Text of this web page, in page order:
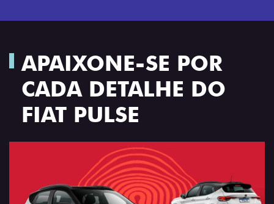
APAIXONE-SE POR
CADA DETALHE DO
FIAT PULSE